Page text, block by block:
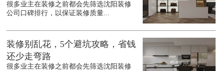
很多业主在装修之前都会先筛选沈阳装修
公司口碑排行，以保证装修质量...
装修别乱花，5个避坑攻略，省钱
还少走弯路
很多业主在装修之前都会先筛选沈阳装修